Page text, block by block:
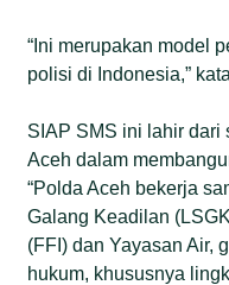
“Ini merupakan model
polisi di Indonesia,”
SIAP SMS ini lahir dari
Aceh dalam
“Polda Aceh bekerja
Galang Keadilan
(FFI) dan Yayasan Air,
hukum, khususnya